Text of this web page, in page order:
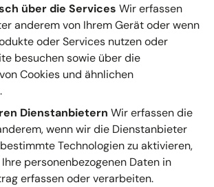
über die Services Wir erfassen
anderem von Ihrem Gerät oder wenn
oder Services nutzen oder
besuchen sowie über die
Cookies und ähnlichen
Dienstanbietern Wir erfassen die
wenn wir die Dienstanbieter
Technologien zu aktivieren,
personenbezogenen Daten in
erfassen oder verarbeiten.